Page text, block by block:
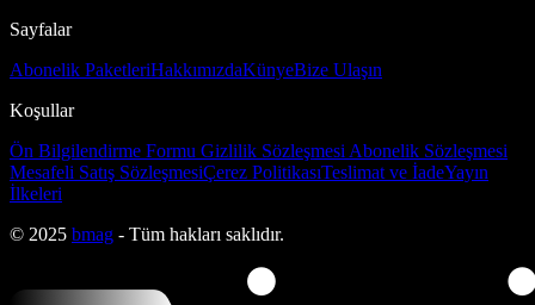
Sayfalar
Abonelik PaketleriHakkımızdaKünyeBize Ulaşın
Koşullar
Ön Bilgilendirme Formu Gizlilik Sözleşmesi Abonelik Sözleşmesi
Mesafeli Satış SözleşmesiÇerez PolitikasıTeslimat ve İadeYayın
İlkeleri
© 2025 bmag - Tüm hakları saklıdır.